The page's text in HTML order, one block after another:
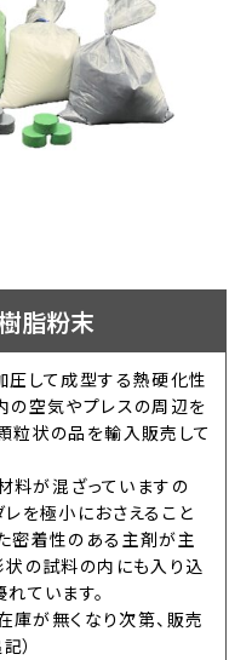
脂粉末
圧して成型する熱硬化性
の空気やプレスの周辺を
粒状の品を輸入販売して
料が混ざっていますの
を極小におさえること
密着性のある主剤が主
状の試料の内にも入り込
ています。
庫が無くなり次第、販売
）